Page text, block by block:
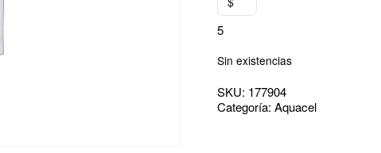
5
Sin existencias
SKU: 177904
Categoría: Aquacel